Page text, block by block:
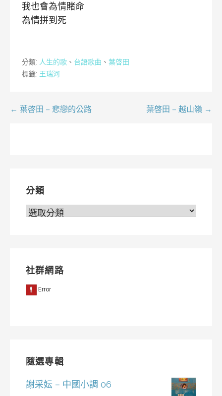
我也會為情賭命
為情拼到死
分類: 人生的歌 、 台語歌曲 、 葉啓田
標籤: 王瑞河
文← 葉啓田 – 悲戀的公路 葉啓田 – 越山嶺 →
分類
分
社群網路
隨選專輯
謝采妘 – 中國小調 06